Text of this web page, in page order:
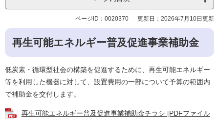
ページID：0020370 更新日：2026年7月10日更新
再生可能エネルギー普及促進事業補助金
低炭素・循環型社会の構築を促進するために、再生可能エネルギー
等を利用した機器に対して、設置費用の一部について予算の範囲内
で補助金を交付します。
再生可能エネルギー普及促進事業補助金チラシ [PDFファイル